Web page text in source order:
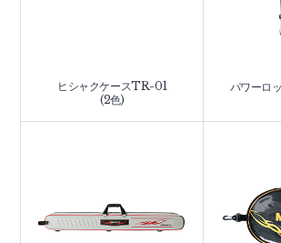
ヒシャクケースTR-01
(2色)
パワーロ